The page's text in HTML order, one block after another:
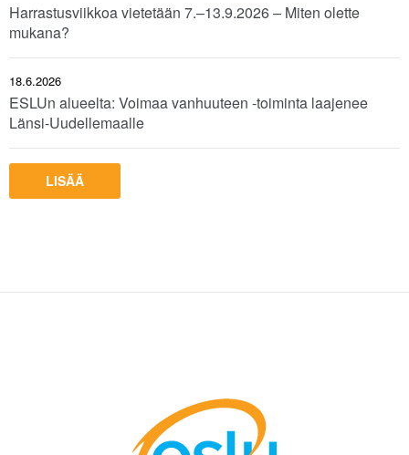
Harrastusviikkoa vietetään 7.–13.9.2026 – Miten olette
mukana?
18.6.2026
ESLUn alueelta: Voimaa vanhuuteen -toiminta laajenee
Länsi-Uudellemaalle
LISÄÄ